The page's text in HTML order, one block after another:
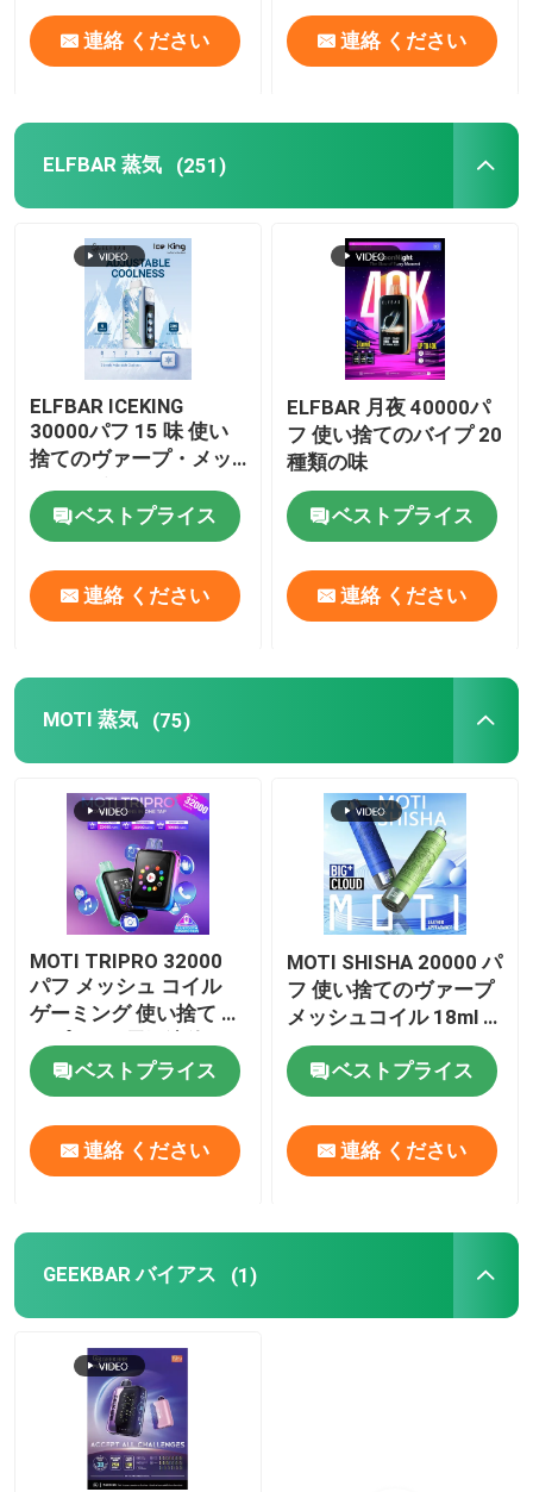
EPE バイプ
ENVA バイプ
OKK バイプ
テリー
連絡 ください 連絡 ください
ELFBAR 蒸気 (251)
ELFBAR ICEKING
30000パフ 15 味 使い
捨てのヴァープ・メッ
シュコイルと20mlのE
液体容量ベストプライス
連絡 ください
ELFBAR 月夜 40000パ
フ 使い捨てのバイプ 20
種類の味
ベストプライス
連絡 ください
MOTI 蒸気 (75)
MOTI TRIPRO 32000
パフ メッシュ コイル
ゲーミング 使い捨て バ
イプ 14ml 電子液体
650mAh 50mg ニコチ
ン
ベストプライス
連絡 ください
MOTI SHISHA 20000 パ
フ 使い捨てのヴァープ
メッシュコイル 18ml E
液体 1000mAh
20mg/mL ニコチンタイ
プC
ベストプライス
連絡 ください
GEEKBAR バイアス (1)